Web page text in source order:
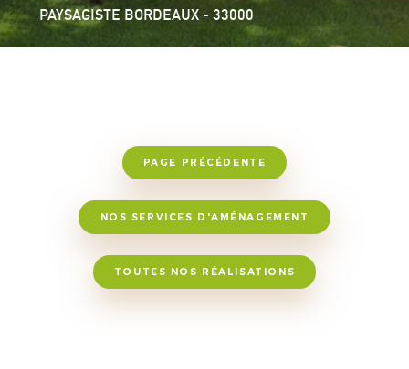
PAYSAGISTE BORDEAUX CAUDERAN - 33200
PAGE PRÉCÉDENTE
NOS SERVICES D'AMÉNAGEMENT
TOUTES NOS RÉALISATIONS